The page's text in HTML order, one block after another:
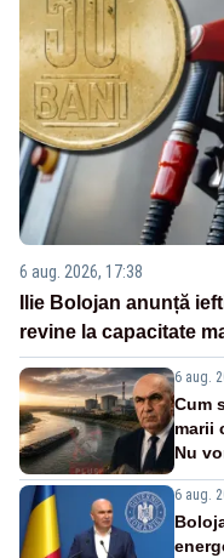
6 aug. 2026, 17:38
Ilie Bolojan anunță
revine la capacitate
6 aug.
Cum
marii
Nu
6 aug.